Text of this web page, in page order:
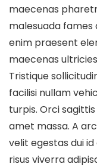
maecenas
malesuada fames
enim praesent
maecenas
Tristique
facilisi nullam
turpis. Orci
amet massa. A
velit egestas dui
risus viverra